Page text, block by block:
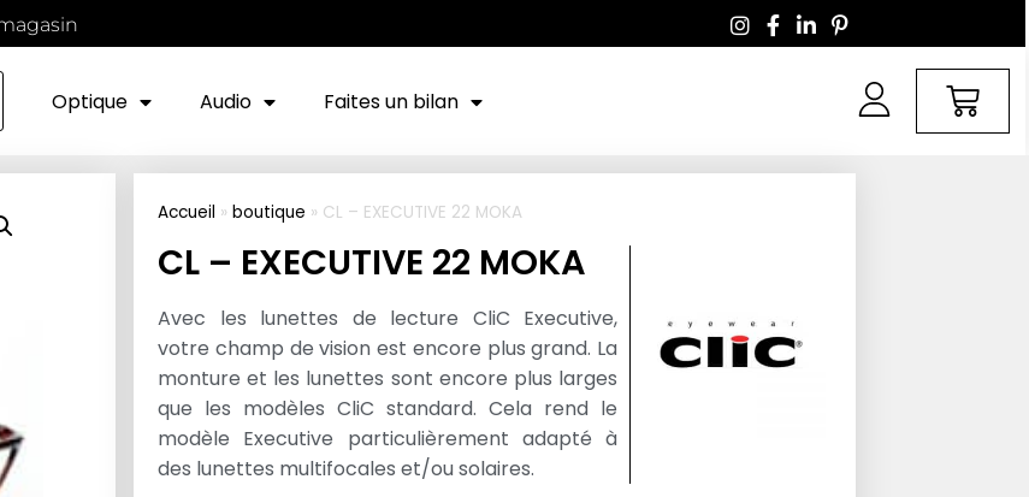
Optique Audio Faites un bilan
Accueil » boutique » CL – EXECUTIVE 22 MOKA
CL – EXECUTIVE 22 MOKA
Avec les lunettes de lecture CliC Executive,
votre champ de vision est encore plus grand. La
monture et les lunettes sont encore plus larges
que les modèles CliC standard. Cela rend le
modèle Executive particulièrement adapté à
des lunettes multifocales et/ou solaires.